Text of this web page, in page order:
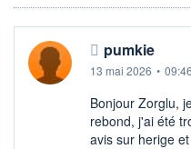
pumkie
13 mai 2026 • 09:46
Bonjour Zorglu,
rebond, j'ai été
avis sur herige